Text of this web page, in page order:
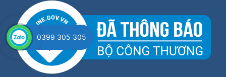
0399 305 305